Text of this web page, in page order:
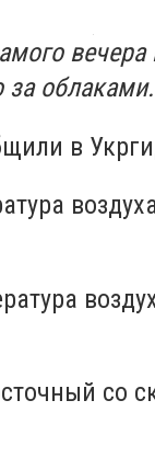
за
в
со